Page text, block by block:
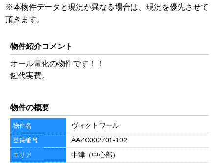
※本物件データと現況が異なる場合は、現況を優先させて
頂きます。
物件紹介コメント
オール電化の物件です！！
鍵代実費。
物件の概要
物件名 ヴィクトワール
登録番号 AAZC002701-102
エリア 中津（中心部）